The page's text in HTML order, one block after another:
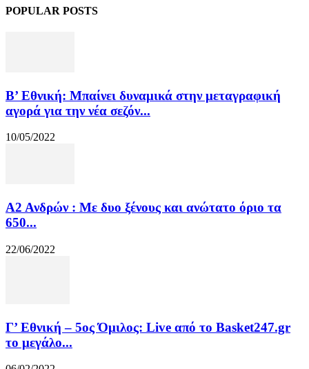
POPULAR POSTS
Β’ Εθνική: Μπαίνει δυναμικά στην μεταγραφική
αγορά για την νέα σεζόν...
10/05/2022
Α2 Ανδρών : Με δυο ξένους και ανώτατο όριο τα
650...
22/06/2022
Γ’ Εθνική – 5ος Όμιλος: Live από το Basket247.gr
το μεγάλο...